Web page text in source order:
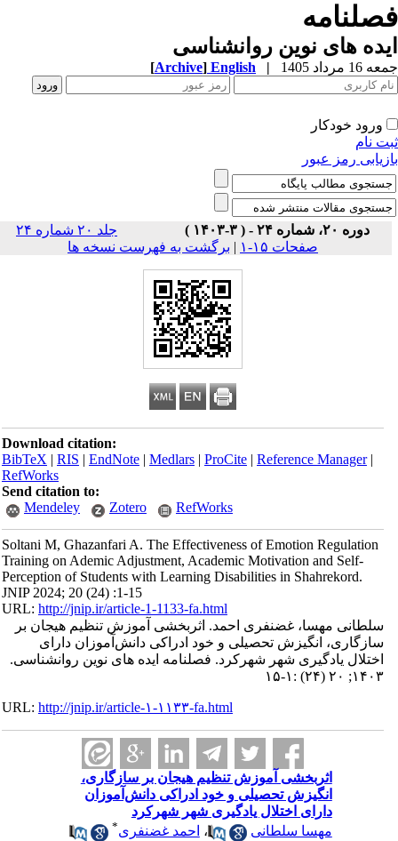
های نوین روانشناسی
مرداد 1405 |
English
[Archive]
ورود خودکار
نام
رمز عبور
دوره ۲۰، شماره ۲۴ - ( ۳-۱۴۰۳ )
جلد ۲۰ شماره ۲۴
صفحات ۱۵-۱
| برگشت به فهرست نسخه ها
Download citation:
BibTeX|RIS|EndNote|Medlars|ProCite|Reference Manager
RefWorks
Send citation to:
Mendeley
Zotero RefWorks
Soltani M, Ghazanfari A. The Effectiveness of Emotion Regulation
Training on Ademic Adjustment, Academic Motivation and Self-
Perception of Students with Learning Disabilities in Shahrekord.
JNIP 2024; 20 (24) :1-15
URL:http://jnip.ir/article-1-1133-fa.html
سلطانی مهسا، غضنفری احمد. اثربخشی آموزش تنظیم هیجان بر
سازگاری، انگیزش تحصیلی و خود ادراکی دانش‌آموزان دارای
اختلال یادگیری شهر شهرکرد. فصلنامه ایده های نوین روانشناسی.
۱۴۰۳; ۲۰ (۲۴) :۱-۱۵
URL:http://jnip.ir/article-۱-۱۱۳۳-fa.html
اثربخشی آموزش تنظیم هیجان بر سازگاری،
انگیزش تحصیلی و خود ادراکی دانش‌آموزان
دارای اختلال یادگیری شهر شهرکرد
مهسا سلطانی
،احمد غضنفری*